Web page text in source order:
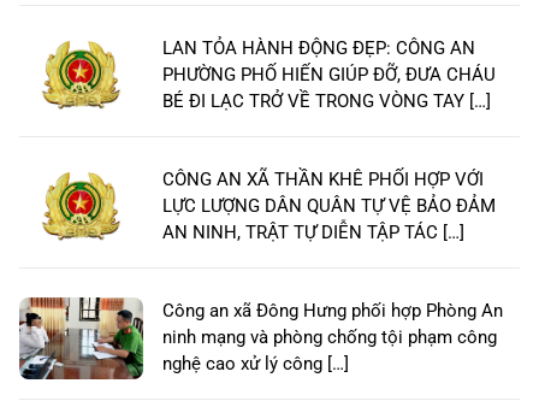
LAN TỎA HÀNH ĐỘNG ĐẸP: CÔNG AN
PHƯỜNG PHỐ HIẾN GIÚP ĐỠ, ĐƯA CHÁU
BÉ ĐI LẠC TRỞ VỀ TRONG VÒNG TAY […]
CÔNG AN XÃ THẦN KHÊ PHỐI HỢP VỚI
LỰC LƯỢNG DÂN QUÂN TỰ VỆ BẢO ĐẢM
AN NINH, TRẬT TỰ DIỄN TẬP TÁC […]
Công an xã Đông Hưng phối hợp Phòng An
ninh mạng và phòng chống tội phạm công
nghệ cao xử lý công […]